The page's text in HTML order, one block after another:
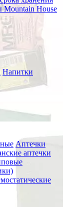
Mountain House
Напитки
Аптечки
аптечки